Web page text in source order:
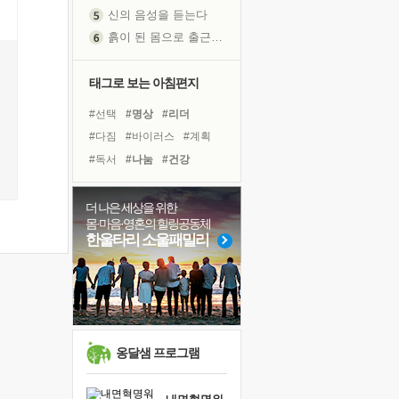
처음 손을 잡았던 날
꿈이 실제가 되는 것
'말 타는 법'을 먼저
아픈 아버지를 위한 공간 설계
슬럼프
보고 싶은 어머니
유년 시절의 부산 영도 바다
못된 꼰대들
희망이란
태그로 보는 아침편지
#선택 #명상
#리더
#다짐
#바이러스
#계획
#독서
#나눔
#건강
#희망
#아이들
#위기
#유튜브
#극복
#삶
#면역력
#비전캠프
#사람
#독서캠프
#경험
#도움
더 나은 세상을 위한
몸·마음·영혼의 힐링공동체
한울타리 소울패밀리
옹달샘 프로그램